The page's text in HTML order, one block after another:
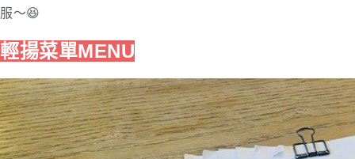
服～😆
輕揚菜單MENU